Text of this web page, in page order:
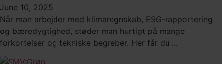
June 10, 2025
Når man arbejder med klimaregnskab, ESG-rapportering
og bæredygtighed, støder man hurtigt på mange
forkortelser og tekniske begreber. Her får du ...